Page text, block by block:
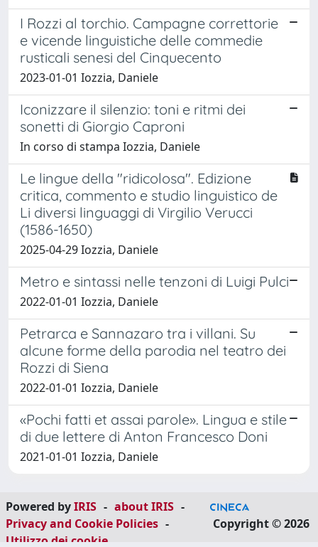
I Rozzi al torchio. Campagne correttorie
e vicende linguistiche delle commedie
rusticali senesi del Cinquecento
2023-01-01 Iozzia, Daniele
Iconizzare il silenzio: toni e ritmi dei
sonetti di Giorgio Caproni
In corso di stampa Iozzia, Daniele
Le lingue della "ridicolosa". Edizione
critica, commento e studio linguistico de
Li diversi linguaggi di Virgilio Verucci
(1586-1650)
2025-04-29 Iozzia, Daniele
Metro e sintassi nelle tenzoni di Luigi Pulci
2022-01-01 Iozzia, Daniele
Petrarca e Sannazaro tra i villani. Su
alcune forme della parodia nel teatro dei
Rozzi di Siena
2022-01-01 Iozzia, Daniele
«Pochi fatti et assai parole». Lingua e stile
di due lettere di Anton Francesco Doni
2021-01-01 Iozzia, Daniele
Powered byIRIS - about IRIS -
Privacy and Cookie Policies -
Utilizzo dei cookie
Copyright © 2026